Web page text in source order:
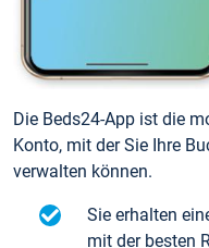
Die Beds24-App ist die
Konto, mit der Sie Ihre
verwalten können.
Sie erhalten
mit der besten